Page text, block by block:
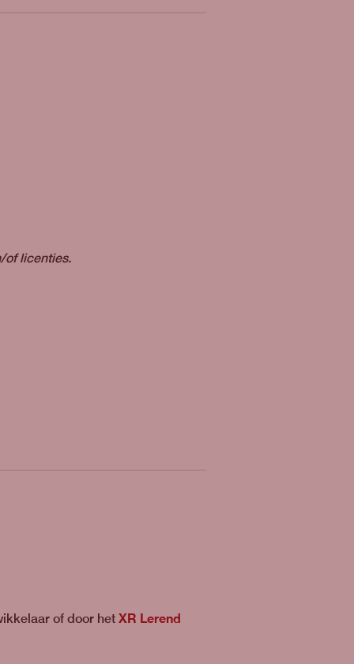
of licenties.
of door het XR Lerend